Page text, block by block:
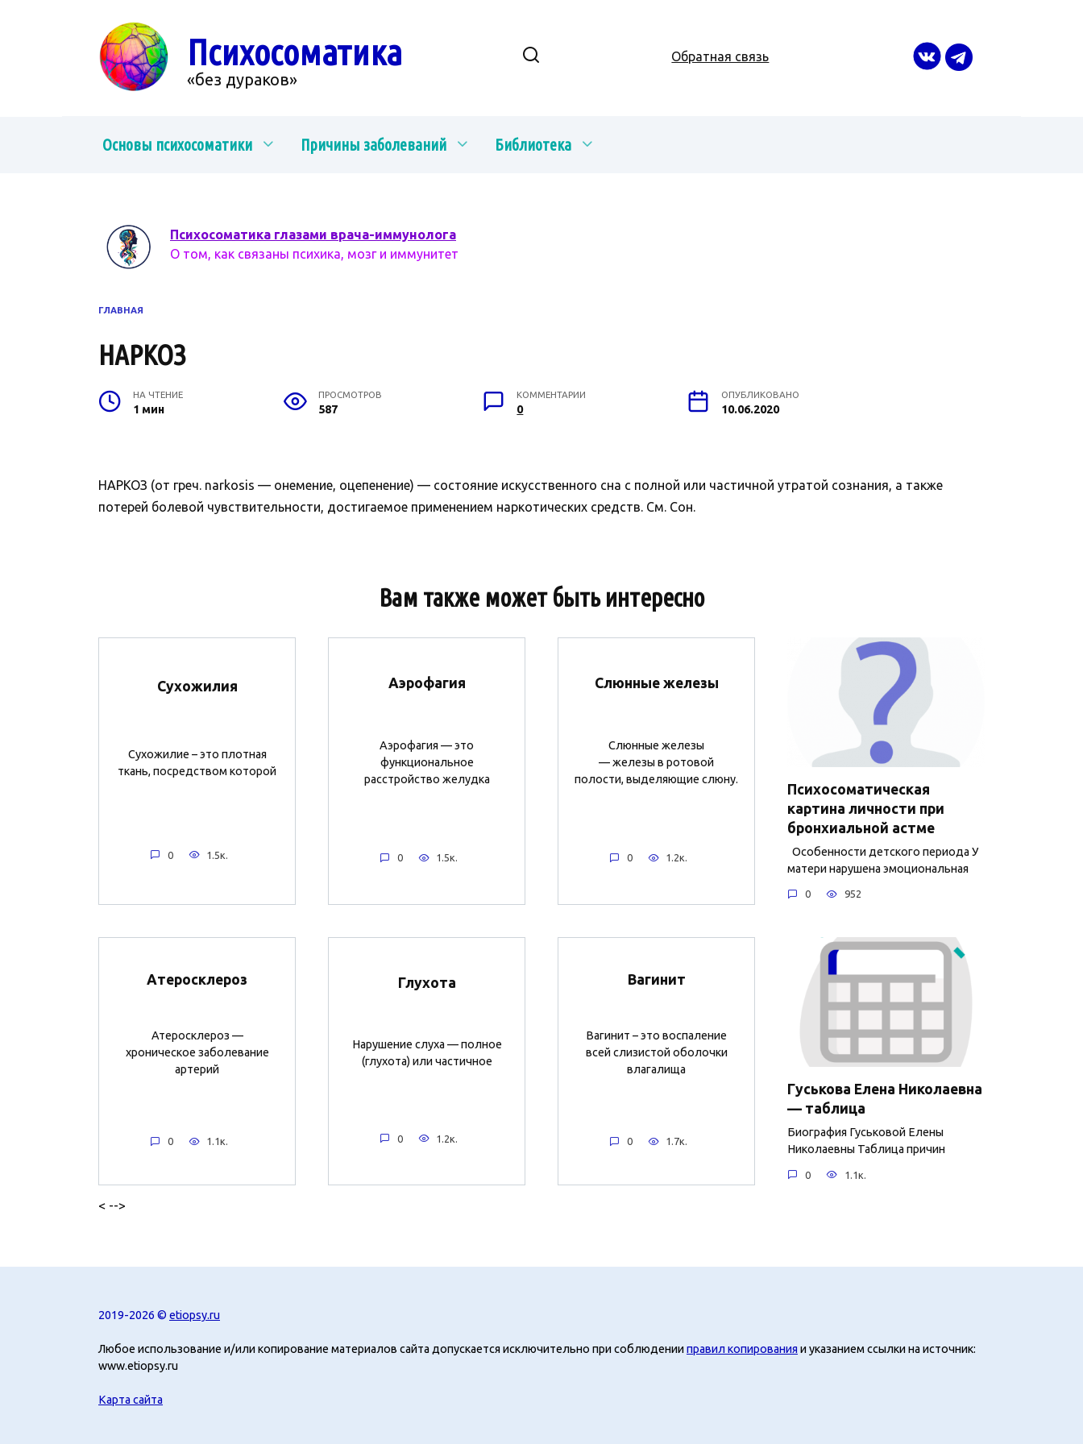
Психосоматика
«без дураков»
Обратная связь
Основы психосоматики Причины заболеваний Библиотека
Психосоматика глазами врача-иммунолога
О том, как связаны психика, мозг и иммунитет
ГЛАВНАЯ
НАРКОЗ
НА ЧТЕНИЕ
1 мин
ПРОСМОТРОВ
587
КОММЕНТАРИИ
0
ОПУБЛИКОВАНО
10.06.2020
НАРКОЗ (от греч. narkosis — онемение, оцепенение) — состояние искусственного сна с полной или частичной утратой сознания, а также
потерей болевой чувствительности, достигаемое применением наркотических средств. См. Сон.
Вам также может быть интересно
Сухожилия
Сухожилие – это плотная
ткань, посредством которой
0 1.5к.
Аэрофагия
Аэрофагия — это
функциональное
расстройство желудка
0 1.5к.
Слюнные железы
Слюнные железы
— железы в ротовой
полости, выделяющие слюну.
0 1.2к.
Психосоматическая
картина личности при
бронхиальной астме
Особенности детского периода У
матери нарушена эмоциональная
0 952
Атеросклероз
Атеросклероз —
хроническое заболевание
артерий
0 1.1к.
Глухота
Нарушение слуха — полное
(глухота) или частичное
0 1.2к.
Вагинит
Вагинит – это воспаление
всей слизистой оболочки
влагалища
0 1.7к.
Гуськова Елена Николаевна
— таблица
Биография Гуськовой Елены
Николаевны Таблица причин
0 1.1к.
< -->
2019-2026 © etiopsy.ru
Любое использование и/или копирование материалов сайта допускается исключительно при соблюденииправил копирования и указанием ссылки на источник:
www.etiopsy.ru
Карта сайта